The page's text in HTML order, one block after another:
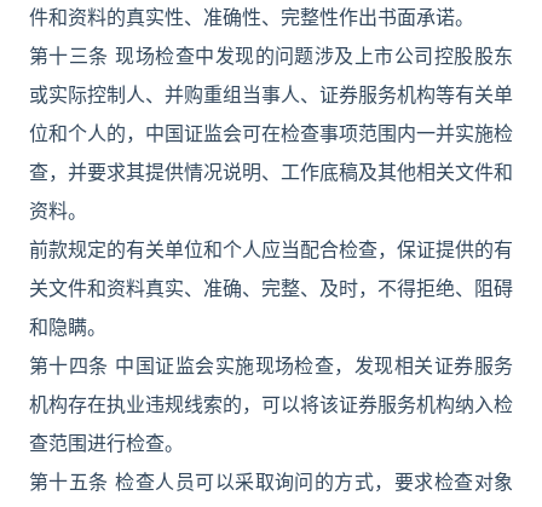
件和资料的真实性、准确性、完整性作出书面承诺。
第十三条 现场检查中发现的问题涉及上市公司控股股东
或实际控制人、并购重组当事人、证券服务机构等有关单
位和个人的，中国证监会可在检查事项范围内一并实施检
查，并要求其提供情况说明、工作底稿及其他相关文件和
资料。
前款规定的有关单位和个人应当配合检查，保证提供的有
关文件和资料真实、准确、完整、及时，不得拒绝、阻碍
和隐瞒。
第十四条 中国证监会实施现场检查，发现相关证券服务
机构存在执业违规线索的，可以将该证券服务机构纳入检
查范围进行检查。
第十五条 检查人员可以采取询问的方式，要求检查对象